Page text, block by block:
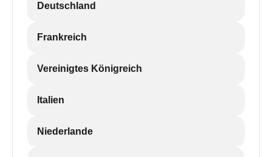
Deutschland
Frankreich
Vereinigtes Königreich
Italien
Niederlande